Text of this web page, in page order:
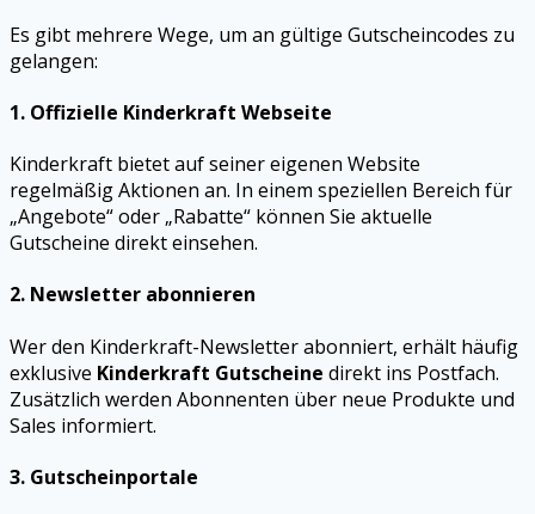
Es gibt mehrere Wege, um an gültige Gutscheincodes zu
gelangen:
1. Offizielle Kinderkraft Webseite
Kinderkraft bietet auf seiner eigenen Website
regelmäßig Aktionen an. In einem speziellen Bereich für
„Angebote“ oder „Rabatte“ können Sie aktuelle
Gutscheine direkt einsehen.
2. Newsletter abonnieren
Wer den Kinderkraft-Newsletter abonniert, erhält häufig
exklusive Kinderkraft Gutscheine direkt ins Postfach.
Zusätzlich werden Abonnenten über neue Produkte und
Sales informiert.
3. Gutscheinportale